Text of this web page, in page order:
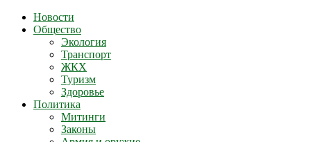
Новости
Общество
Экология
Транспорт
ЖКХ
Туризм
Здоровье
Политика
Митинги
Законы